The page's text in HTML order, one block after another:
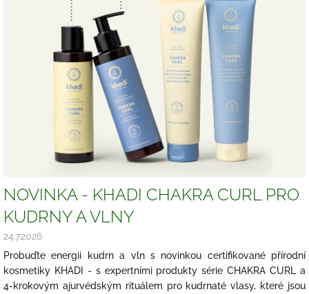
NOVINKA - KHADI CHAKRA CURL PRO
KUDRNY A VLNY
24.7.2026
Probuďte energii kudrn a vln s novinkou certifikované přírodní
kosmetiky KHADI - s expertními produkty série CHAKRA CURL a
4-krokovým ajurvédským rituálem pro kudrnaté vlasy, které jsou